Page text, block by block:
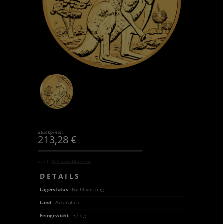
Stückpreis:
213,28€
zzgl.Versandkosten
DETAILS
Lagerstatus
Nicht vorrätig
Land
Australien
Feingewicht
3,11 g